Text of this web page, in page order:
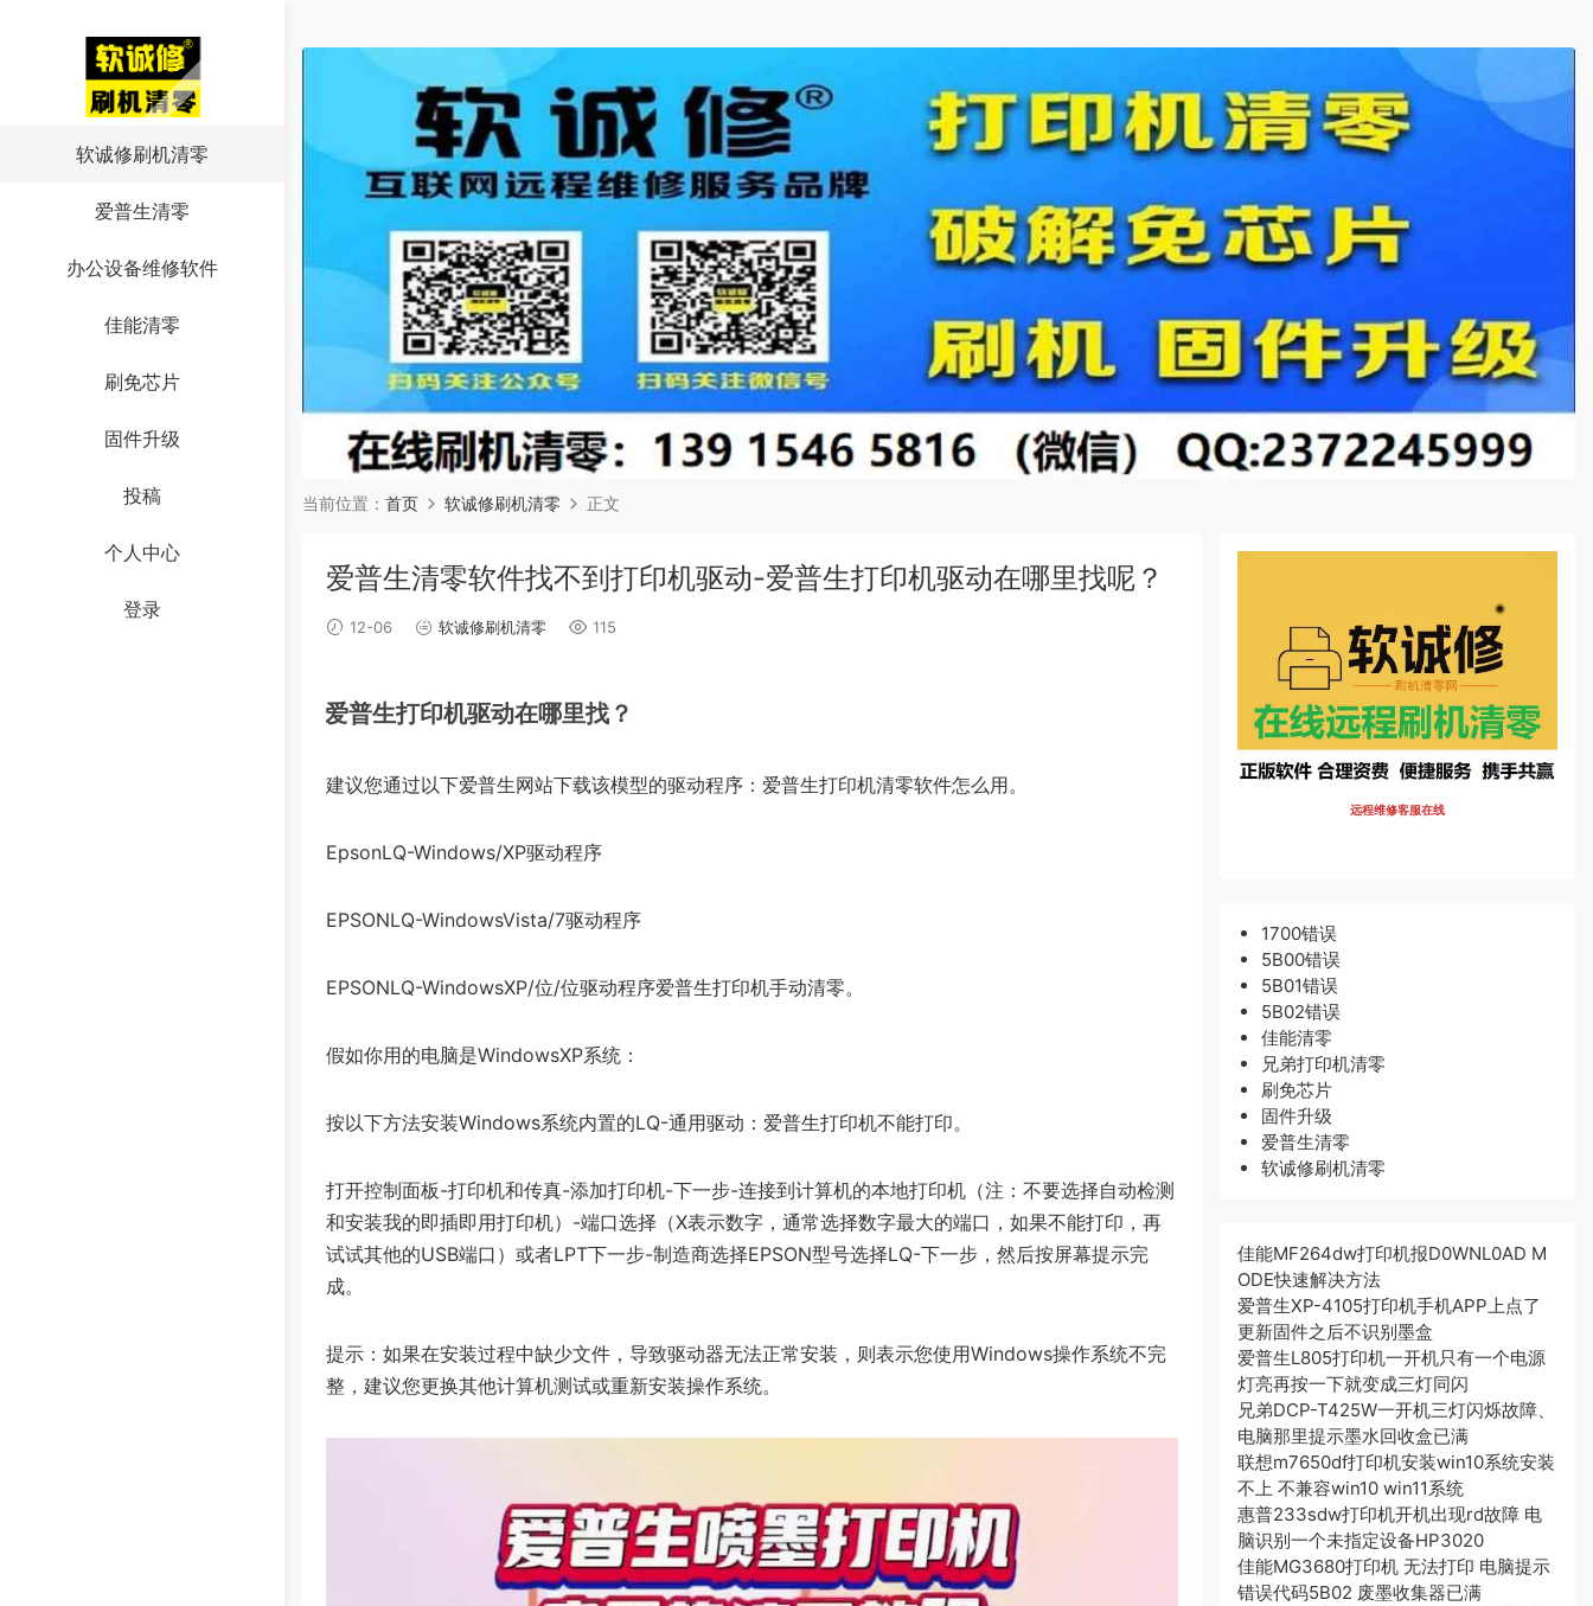
软诚修刷机清零
爱普生清零
办公设备维修软件
佳能清零
刷免芯片
固件升级
投稿
个人中心
登录
当前位置： 首页 软诚修刷机清零 正文
爱普生清零软件找不到打印机驱动-爱普生打印机驱动在哪里找呢？
12-06 软诚修刷机清零 115
爱普生打印机驱动在哪里找？
建议您通过以下爱普生网站下载该模型的驱动程序：爱普生打印机清零软件怎么用。
EpsonLQ-Windows/XP驱动程序
EPSONLQ-WindowsVista/7驱动程序
EPSONLQ-WindowsXP/位/位驱动程序爱普生打印机手动清零。
假如你用的电脑是WindowsXP系统：
按以下方法安装Windows系统内置的LQ-通用驱动：爱普生打印机不能打印。
打开控制面板-打印机和传真-添加打印机-下一步-连接到计算机的本地打印机（注：不要选择自动检测
和安装我的即插即用打印机）-端口选择（X表示数字，通常选择数字最大的端口，如果不能打印，再
试试其他的USB端口）或者LPT下一步-制造商选择EPSON型号选择LQ-下一步，然后按屏幕提示完
成。
提示：如果在安装过程中缺少文件，导致驱动器无法正常安装，则表示您使用Windows操作系统不完
整，建议您更换其他计算机测试或重新安装操作系统。
远程维修客服在线
1700错误
5B00错误
5B01错误
5B02错误
佳能清零
兄弟打印机清零
刷免芯片
固件升级
爱普生清零
软诚修刷机清零
佳能MF264dw打印机报D0WNL0AD M
ODE快速解决方法
爱普生XP-4105打印机手机APP上点了
更新固件之后不识别墨盒
爱普生L805打印机一开机只有一个电源
灯亮再按一下就变成三灯同闪
兄弟DCP-T425W一开机三灯闪烁故障、
电脑那里提示墨水回收盒已满
联想m7650df打印机安装win10系统安装
不上 不兼容win10 win11系统
惠普233sdw打印机开机出现rd故障 电
脑识别一个未指定设备HP3020
佳能MG3680打印机 无法打印 电脑提示
错误代码5B02 废墨收集器已满